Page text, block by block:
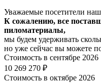
Уважаемые посетители
К сожалению, все
пиломатериалы,
мы будем удерживать
но уже сейчас вы можете
Стоимость в сентябре 2026
10 269 270 ₽
Стоимость в октябре 2026